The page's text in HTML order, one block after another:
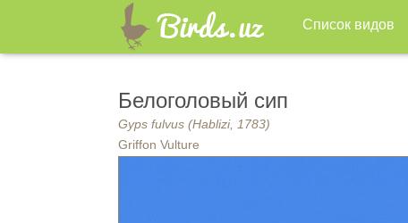
Список видов
Белоголовый сип
Gyps fulvus (Hablizi, 1783)
Griffon Vulture